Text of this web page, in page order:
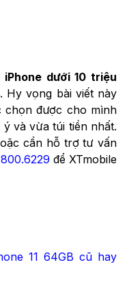
iPhone dưới 10 triệu
Hy vọng bài viết này
chọn được cho mình
và vừa túi tiền nhất.
cần hỗ trợ tư vấn
để XTmobile
11 64GB cũ hay